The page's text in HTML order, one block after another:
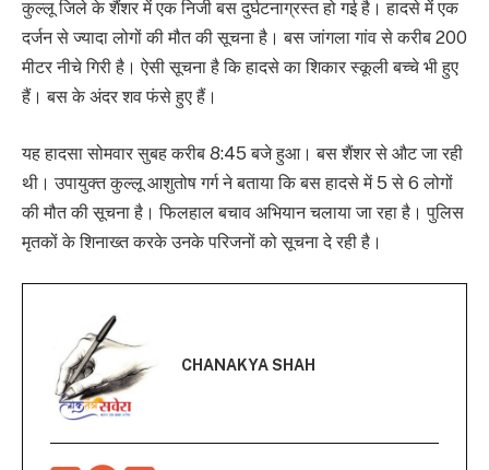
कुल्लू जिले के शैंशर में एक निजी बस दुर्घटनाग्रस्त हो गई है। हादसे में एक
दर्जन से ज्यादा लोगों की मौत की सूचना है। बस जांगला गांव से करीब 200
मीटर नीचे गिरी है। ऐसी सूचना है कि हादसे का शिकार स्कूली बच्चे भी हुए
हैं। बस के अंदर शव फंसे हुए हैं।
यह हादसा सोमवार सुबह करीब 8:45 बजे हुआ। बस शैंशर से औट जा रही
थी। उपायुक्त कुल्लू आशुतोष गर्ग ने बताया कि बस हादसे में 5 से 6 लोगों
की मौत की सूचना है। फिलहाल बचाव अभियान चलाया जा रहा है। पुलिस
मृतकों के शिनाख्त करके उनके परिजनों को सूचना दे रही है।
CHANAKYA SHAH